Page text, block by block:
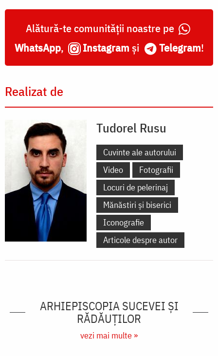
Alătură-te comunității noastre pe
WhatsApp, Instagram și Telegram!
Realizat de
Tudorel Rusu
Cuvinte ale autorului
Video
Fotografii
Locuri de pelerinaj
Mănăstiri și biserici
Iconografie
Articole despre autor
ARHIEPISCOPIA SUCEVEI ŞI
RĂDĂUŢILOR
vezi mai multe »